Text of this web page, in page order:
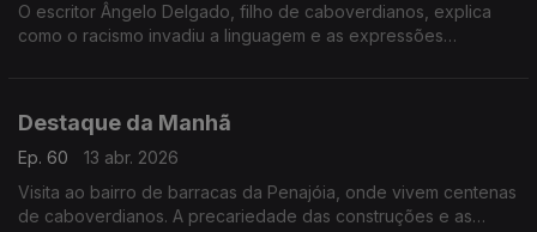
O escritor Ângelo Delgado, filho de caboverdianos, explica
como o racismo invadiu a linguagem e as expressões
Destaque da Manhã
Ep. 60
13 abr. 2026
Visita ao bairro de barracas da Penajóia, onde vivem centenas
de caboverdianos. A precariedade das construções e as